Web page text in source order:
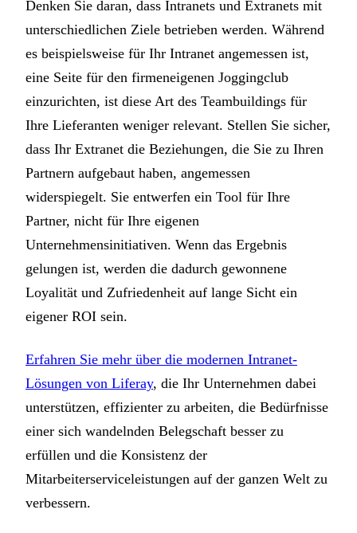
Denken Sie daran, dass Intranets und Extranets mit
unterschiedlichen Ziele betrieben werden. Während
es beispielsweise für Ihr Intranet angemessen ist,
eine Seite für den firmeneigenen Joggingclub
einzurichten, ist diese Art des Teambuildings für
Ihre Lieferanten weniger relevant. Stellen Sie sicher,
dass Ihr Extranet die Beziehungen, die Sie zu Ihren
Partnern aufgebaut haben, angemessen
widerspiegelt. Sie entwerfen ein Tool für Ihre
Partner, nicht für Ihre eigenen
Unternehmensinitiativen. Wenn das Ergebnis
gelungen ist, werden die dadurch gewonnene
Loyalität und Zufriedenheit auf lange Sicht ein
eigener ROI sein.
Erfahren Sie mehr über die modernen Intranet-
Lösungen von Liferay, die Ihr Unternehmen dabei
unterstützen, effizienter zu arbeiten, die Bedürfnisse
einer sich wandelnden Belegschaft besser zu
erfüllen und die Konsistenz der
Mitarbeiterserviceleistungen auf der ganzen Welt zu
verbessern.